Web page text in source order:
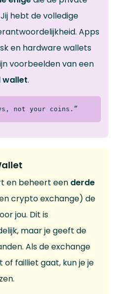
hebt de volledige
Apps
en hardware wallets
voorbeelden van een
wallet.
not your coins.”
en beheert een derde
crypto exchange) de
jou. Dit is
maar je geeft de
Als de exchange
failliet gaat, kun je je